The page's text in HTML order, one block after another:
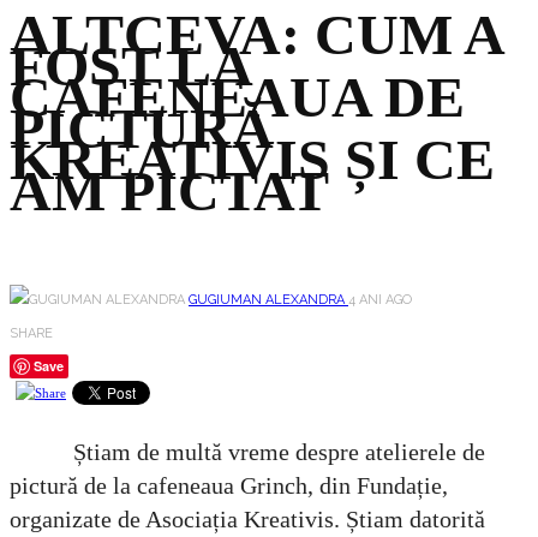
ALTCEVA: CUM A
FOST LA
CAFENEAUA DE
PICTURĂ
KREATIVIS ȘI CE
AM PICTAT
GUGIUMAN ALEXANDRA4 ANI AGO
SHARE
Save
Știam de multă vreme despre atelierele de
pictură de la cafeneaua Grinch, din Fundație,
organizate de Asociația Kreativis. Știam datorită